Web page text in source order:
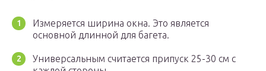
Измеряется ширина окна. Это является
основной длинной для багета.
Универсальным считается припуск 25-30 см с